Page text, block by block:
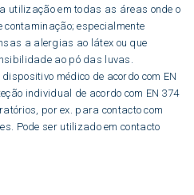
utilização em todas as áreas onde o
especialmente
a alergias ao látex ou que
ao pó das luvas.
médico de acordo com EN
individual de acordo com EN 374
por ex. para contacto com
Pode ser utilizado em contacto